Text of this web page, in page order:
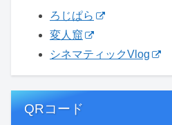
ろじぱら
変人窟
シネマティックVlog
QRコード